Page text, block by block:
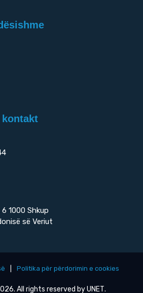
6 1000 Shkup
së Veriut
Politika për përdorimin e cookies
All rights reserved byUNET.